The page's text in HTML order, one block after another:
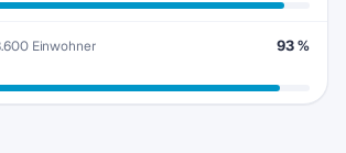
Einwohner 93 %